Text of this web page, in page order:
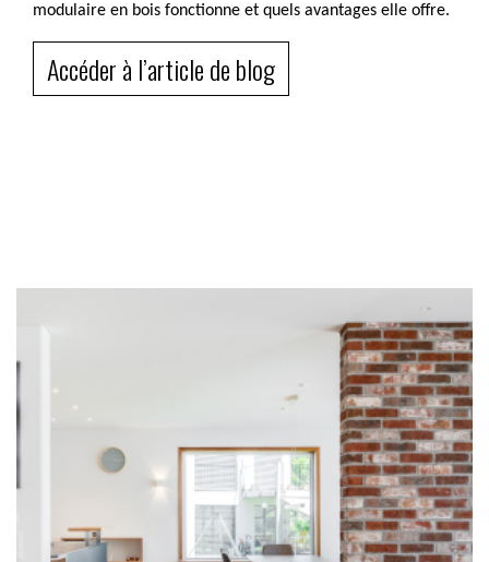
modulaire en bois fonctionne et quels avantages elle offre.
Accéder à l’article de blog